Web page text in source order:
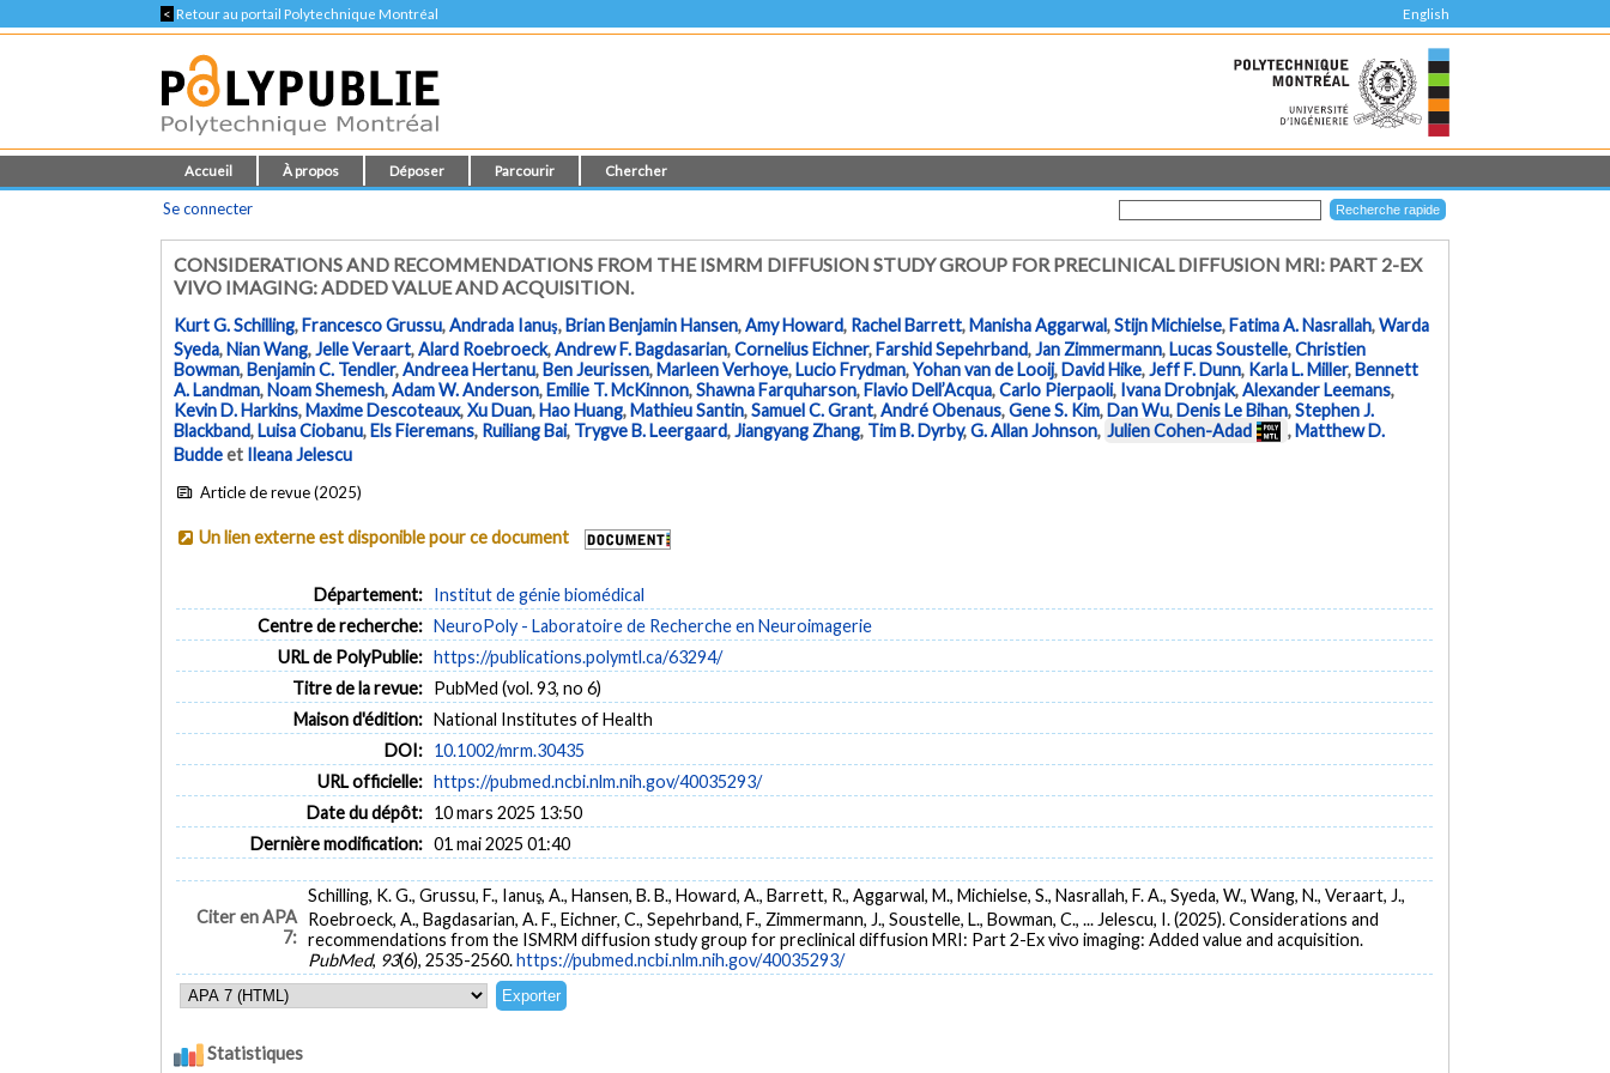
< Retour au portail Polytechnique Montréal English
Accueil À propos Déposer Parcourir Chercher
Se connecter
CONSIDERATIONS AND RECOMMENDATIONS FROM THE ISMRM DIFFUSION STUDY GROUP FOR PRECLINICAL DIFFUSION MRI: PART 2-EX
VIVO IMAGING: ADDED VALUE AND ACQUISITION.
Kurt G. Schilling,Francesco Grussu,Andrada Ianuş,Brian Benjamin Hansen,Amy Howard, Rachel Barrett,Manisha Aggarwal,Stijn Michielse,Fatima A. Nasrallah,Warda
Syeda,Nian Wang,Jelle Veraart,Alard Roebroeck,Andrew F. Bagdasarian,Cornelius Eichner,Farshid Sepehrband,Jan Zimmermann,Lucas Soustelle,Christien
Bowman,Benjamin C. Tendler,Andreea Hertanu,Ben Jeurissen,Marleen Verhoye,Lucio Frydman,Yohan van de Looij,David Hike,Jeff F. Dunn, Karla L. Miller,Bennett
A. Landman,Noam Shemesh,Adam W. Anderson,Emilie T. McKinnon,Shawna Farquharson,Flavio Dell’Acqua,Carlo Pierpaoli, Ivana Drobnjak,Alexander Leemans,
Kevin D. Harkins,Maxime Descoteaux,Xu Duan,Hao Huang,Mathieu Santin,Samuel C. Grant,André Obenaus,Gene S. Kim,Dan Wu,Denis Le Bihan,Stephen J.
Blackband,Luisa Ciobanu,Els Fieremans, Ruiliang Bai, Trygve B. Leergaard,Jiangyang Zhang, Tim B. Dyrby,G. Allan Johnson, Julien Cohen-Adad ,Matthew D.
Buddeet Ileana Jelescu
Article de revue (2025)
Un lien externe est disponible pour ce document
Département: Institut de génie biomédical
Centre de recherche: NeuroPoly - Laboratoire de Recherche en Neuroimagerie
URL de PolyPublie: https://publications.polymtl.ca/63294/
Titre de la revue: PubMed (vol. 93, no 6)
Maison d'édition: National Institutes of Health
DOI: 10.1002/mrm.30435
URL officielle: https://pubmed.ncbi.nlm.nih.gov/40035293/
Date du dépôt: 10 mars 2025 13:50
Dernière modification: 01 mai 2025 01:40
Citer en APA
7:
Schilling, K. G., Grussu, F., Ianuş, A., Hansen, B. B., Howard, A., Barrett, R., Aggarwal, M., Michielse, S., Nasrallah, F. A., Syeda, W., Wang, N., Veraart, J.,
Roebroeck, A., Bagdasarian, A. F., Eichner, C., Sepehrband, F., Zimmermann, J., Soustelle, L., Bowman, C., ... Jelescu, I. (2025). Considerations and
recommendations from the ISMRM diffusion study group for preclinical diffusion MRI: Part 2-Ex vivo imaging: Added value and acquisition.
PubMed, 93(6), 2535-2560.https://pubmed.ncbi.nlm.nih.gov/40035293/
Statistiques